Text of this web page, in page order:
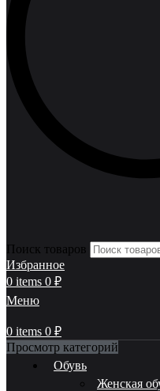
Поиск товаров
Избранное
0 items 0 ₽
Меню
0 items 0 ₽
Просмотр категорий
Обувь
Женская